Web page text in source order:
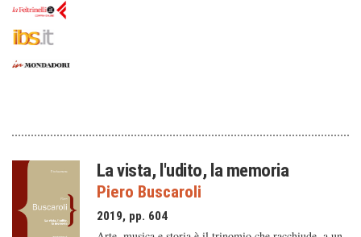
La vista, l'udito, la memoria
Piero Buscaroli
2019, pp. 604